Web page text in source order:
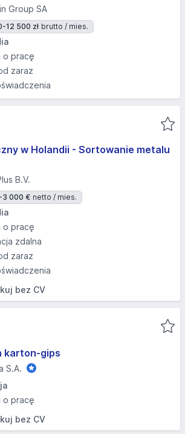
Group SA
12 500 zł brutto / mies.
o pracę
zaraz
w Holandii - Sortowanie metalu
B.V.
3 000 € netto / mies.
o pracę
zdalna
zaraz
bez CV
karton-gips
S.A.
o pracę
bez CV